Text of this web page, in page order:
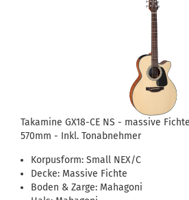
Takamine GX18-CE NS - massive
570mm - Inkl. Tonabnehmer
Korpusform: Small NEX/C
Decke: Massive Fichte
Boden & Zarge: Mahagoni